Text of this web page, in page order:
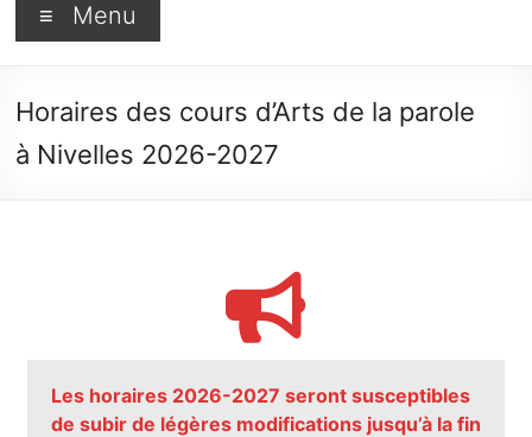
Menu
Horaires des cours d’Arts de la parole
à Nivelles 2026-2027
Les horaires 2026-2027 seront susceptibles
de subir de légères modifications jusqu’à la fin